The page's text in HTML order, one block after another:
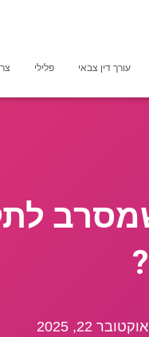
עורך דין צבאי פלילי
אוקטובר 22, 2025